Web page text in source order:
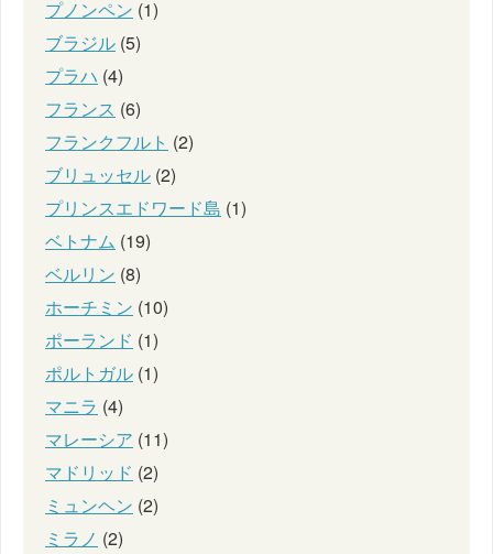
プノンペン (1)
ブラジル (5)
プラハ (4)
フランス (6)
フランクフルト (2)
ブリュッセル (2)
プリンスエドワード島 (1)
ベトナム (19)
ベルリン (8)
ホーチミン (10)
ポーランド (1)
ポルトガル (1)
マニラ (4)
マレーシア (11)
マドリッド (2)
ミュンヘン (2)
ミラノ (2)